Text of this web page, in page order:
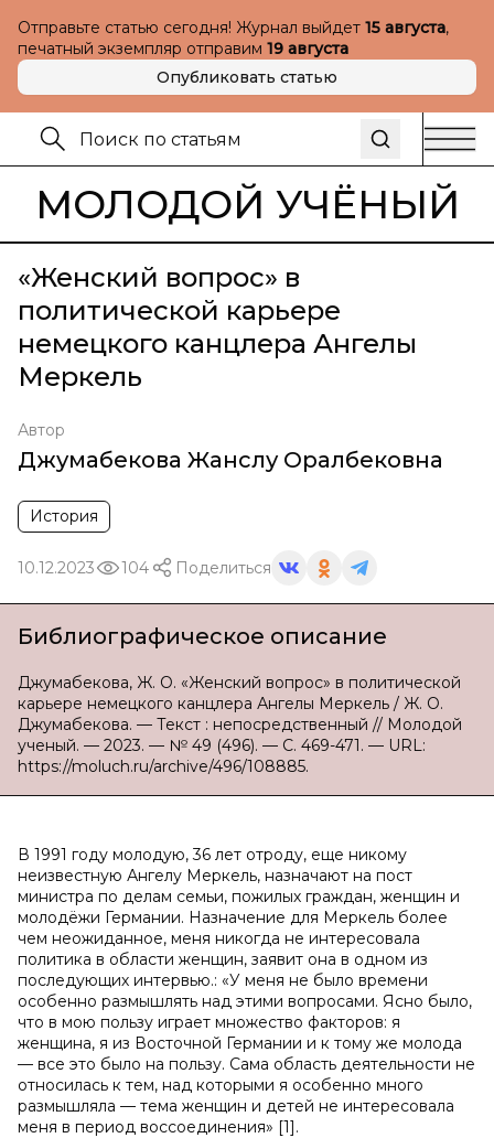
Отправьте статью сегодня! Журнал выйдет 15 августа,
печатный экземпляр отправим 19 августа
Опубликовать статью
МОЛОДОЙ УЧЁНЫЙ
«Женский вопрос» в
политической карьере
немецкого канцлера Ангелы
Меркель
Автор
Джумабекова Жанслу Оралбековна
История
10.12.2023 104 Поделиться
Библиографическое описание
Джумабекова, Ж. О. «Женский вопрос» в политической
карьере немецкого канцлера Ангелы Меркель / Ж. О.
Джумабекова. — Текст : непосредственный // Молодой
ученый. — 2023. — № 49 (496). — С. 469-471. — URL:
https://moluch.ru/archive/496/108885.
В 1991 году молодую, 36 лет отроду, еще никому
неизвестную Ангелу Меркель, назначают на пост
министра по делам семьи, пожилых граждан, женщин и
молодёжи Германии. Назначение для Меркель более
чем неожиданное, меня никогда не интересовала
политика в области женщин, заявит она в одном из
последующих интервью.: «У меня не было времени
особенно размышлять над этими вопросами. Ясно было,
что в мою пользу играет множество факторов: я
женщина, я из Восточной Германии и к тому же молода
— все это было на пользу. Сама область деятельности не
относилась к тем, над которыми я особенно много
размышляла — тема женщин и детей не интересовала
меня в период воссоединения» [1].